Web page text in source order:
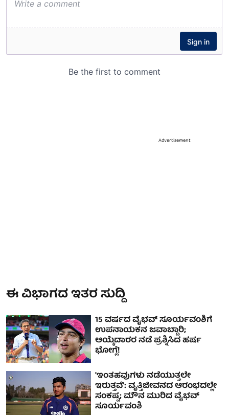
Advertisement
ಈ ವಿಭಾಗದ ಇತರ ಸುದ್ದಿ
15 ವರ್ಷದ ವೈಭವ್ ಸೂರ್ಯವಂಶಿಗೆ
ಉಪನಾಯಕನ ಜವಾಬ್ದಾರಿ;
ಆಯ್ಕೆದಾರರ ನಡೆ ಪ್ರಶ್ನಿಸಿದ ಹರ್ಷ
ಭೋಗ್ಲೆ!
'ಇಂತಹವುಗಳು ನಡೆಯುತ್ತಲೇ
ಇರುತ್ತವೆ': ವೃತ್ತಿಜೀವನದ ಆರಂಭದಲ್ಲೇ
ಸಂಕಷ್ಟ; ಮೌನ ಮುರಿದ ವೈಭವ್
ಸೂರ್ಯವಂಶಿ